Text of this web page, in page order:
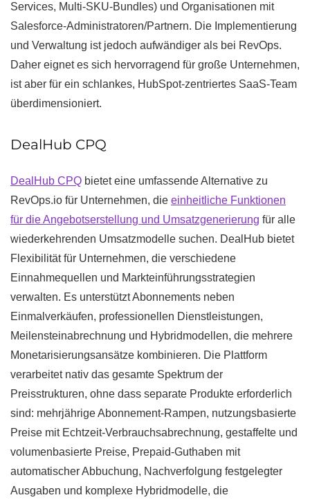
Services, Multi-SKU-Bundles) und Organisationen mit
Salesforce-Administratoren/Partnern. Die Implementierung
und Verwaltung ist jedoch aufwändiger als bei RevOps.
Daher eignet es sich hervorragend für große Unternehmen,
ist aber für ein schlankes, HubSpot-zentriertes SaaS-Team
überdimensioniert.
DealHub CPQ
DealHub CPQ bietet eine umfassende Alternative zu
RevOps.io für Unternehmen, die einheitliche Funktionen
für die Angebotserstellung und Umsatzgenerierung für alle
wiederkehrenden Umsatzmodelle suchen. DealHub bietet
Flexibilität für Unternehmen, die verschiedene
Einnahmequellen und Markteinführungsstrategien
verwalten. Es unterstützt Abonnements neben
Einmalverkäufen, professionellen Dienstleistungen,
Meilensteinabrechnung und Hybridmodellen, die mehrere
Monetarisierungsansätze kombinieren. Die Plattform
verarbeitet nativ das gesamte Spektrum der
Preisstrukturen, ohne dass separate Produkte erforderlich
sind: mehrjährige Abonnement-Rampen, nutzungsbasierte
Preise mit Echtzeit-Verbrauchsabrechnung, gestaffelte und
volumenbasierte Preise, Prepaid-Guthaben mit
automatischer Abbuchung, Nachverfolgung festgelegter
Ausgaben und komplexe Hybridmodelle, die